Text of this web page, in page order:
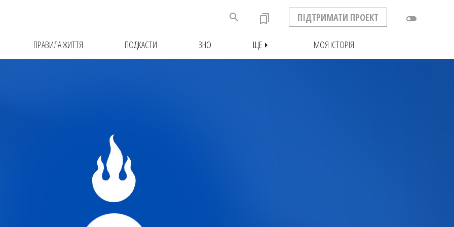
toggle_off
ПІДТРИМАТИ ПРОЕКТ
bookmarks
search
ПРАВИЛА ЖИТТЯ ПОДКАСТИ ЗНО ЩЕarrow_right МОЯ ІСТОРІЯ